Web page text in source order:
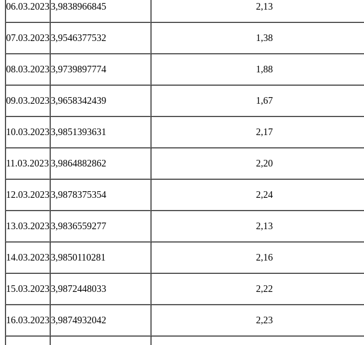
06.03.20233,9838966845 2,13
07.03.20233,9546377532 1,38
08.03.20233,9739897774 1,88
09.03.20233,9658342439 1,67
10.03.20233,9851393631 2,17
11.03.20233,9864882862 2,20
12.03.20233,9878375354 2,24
13.03.20233,9836559277 2,13
14.03.20233,9850110281 2,16
15.03.20233,9872448033 2,22
16.03.20233,9874932042 2,23